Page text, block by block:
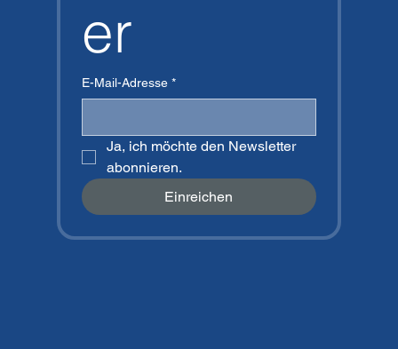
er
E-Mail-Adresse *
Ja, ich möchte den Newsletter
abonnieren.
Einreichen